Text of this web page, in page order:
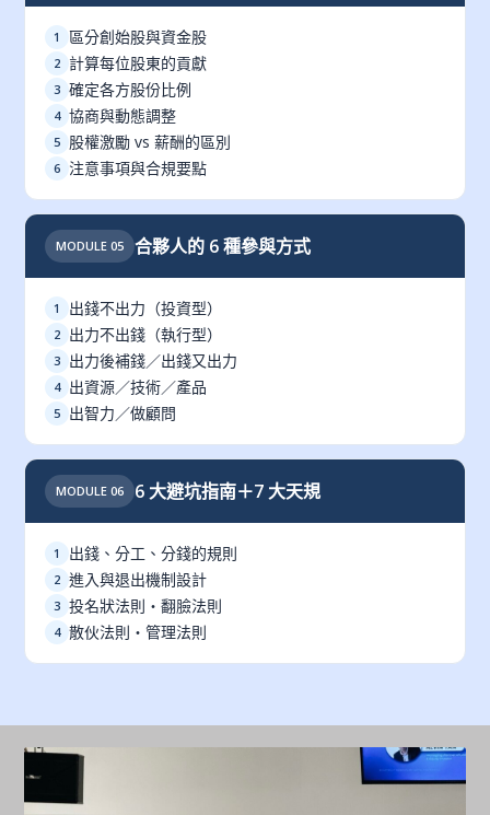
1 區分創始股與資金股
2 計算每位股東的貢獻
3 確定各方股份比例
4 協商與動態調整
5 股權激勵 vs 薪酬的區別
6 注意事項與合規要點
MODULE 05 合夥人的 6 種參與方式
1 出錢不出力（投資型）
2 出力不出錢（執行型）
3 出力後補錢／出錢又出力
4 出資源／技術／產品
5 出智力／做顧問
MODULE 06 6 大避坑指南＋7 大天規
1 出錢、分工、分錢的規則
2 進入與退出機制設計
3 投名狀法則・翻臉法則
4 散伙法則・管理法則